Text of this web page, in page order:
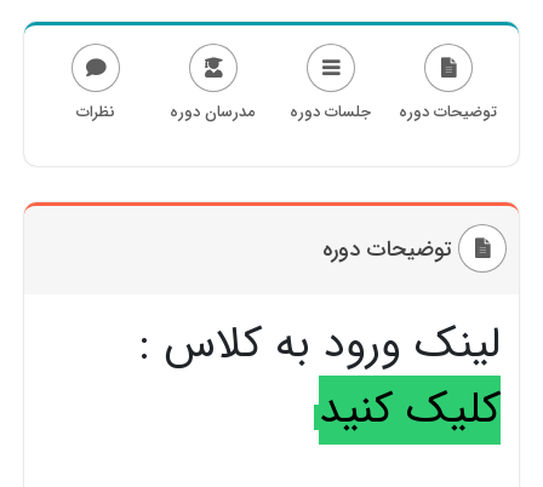
توضیحات دوره جلسات دوره مدرسان دوره نظرات
توضیحات دوره
لینک ورود به کلاس :
کلیک کنید